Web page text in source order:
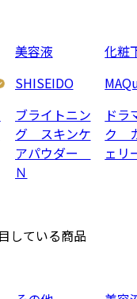
美容液
SHISEIDO
ブライトニン
グ スキンケ
アパウダー
Ｎ
化粧
ドラ
ク
ェ
している商品